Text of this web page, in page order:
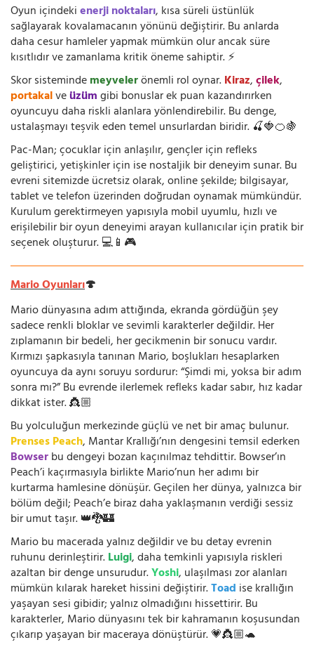
Oyun içindekienerji noktaları, kısa süreli üstünlük
sağlayarak kovalamacanın yönünü değiştirir. Bu anlarda
daha cesur hamleler yapmak mümkün olur ancak süre
kısıtlıdır ve zamanlama kritik öneme sahiptir. ⚡
Skor sistemindemeyvelerönemli rol oynar.Kiraz,çilek,
portakalveüzümgibi bonuslar ek puan kazandırırken
oyuncuyu daha riskli alanlara yönlendirebilir. Bu denge,
ustalaşmayı teşvik eden temel unsurlardan biridir. 🍒🍓🍊🍇
Pac-Man; çocuklar için anlaşılır, gençler için refleks
geliştirici, yetişkinler için ise nostaljik bir deneyim sunar. Bu
evreni sitemizde ücretsiz olarak, online şekilde; bilgisayar,
tablet ve telefon üzerinden doğrudan oynamak mümkündür.
Kurulum gerektirmeyen yapısıyla mobil uyumlu, hızlı ve
erişilebilir bir oyun deneyimi arayan kullanıcılar için pratik bir
seçenek oluşturur. 💻📱🎮
Mario Oyunları🍄
Mario dünyasına adım attığında, ekranda gördüğün şey
sadece renkli bloklar ve sevimli karakterler değildir. Her
zıplamanın bir bedeli, her gecikmenin bir sonucu vardır.
Kırmızı şapkasıyla tanınan Mario, boşlukları hesaplarken
oyuncuya da aynı soruyu sordurur: “Şimdi mi, yoksa bir adım
sonra mı?” Bu evrende ilerlemek refleks kadar sabır, hız kadar
dikkat ister. 👸🏼
Bu yolculuğun merkezinde güçlü ve net bir amaç bulunur.
Prenses Peach, Mantar Krallığı’nın dengesini temsil ederken
Bowserbu dengeyi bozan kaçınılmaz tehdittir. Bowser’ın
Peach’i kaçırmasıyla birlikte Mario’nun her adımı bir
kurtarma hamlesine dönüşür. Geçilen her dünya, yalnızca bir
bölüm değil; Peach’e biraz daha yaklaşmanın verdiği sessiz
bir umut taşır. 👑🐉🏰
Mario bu macerada yalnız değildir ve bu detay evrenin
ruhunu derinleştirir.Luigi, daha temkinli yapısıyla riskleri
azaltan bir denge unsurudur.Yoshi, ulaşılması zor alanları
mümkün kılarak hareket hissini değiştirir.Toad ise krallığın
yaşayan sesi gibidir; yalnız olmadığını hissettirir. Bu
karakterler, Mario dünyasını tek bir kahramanın koşusundan
çıkarıp yaşayan bir maceraya dönüştürür. 💗👸🏼🐢